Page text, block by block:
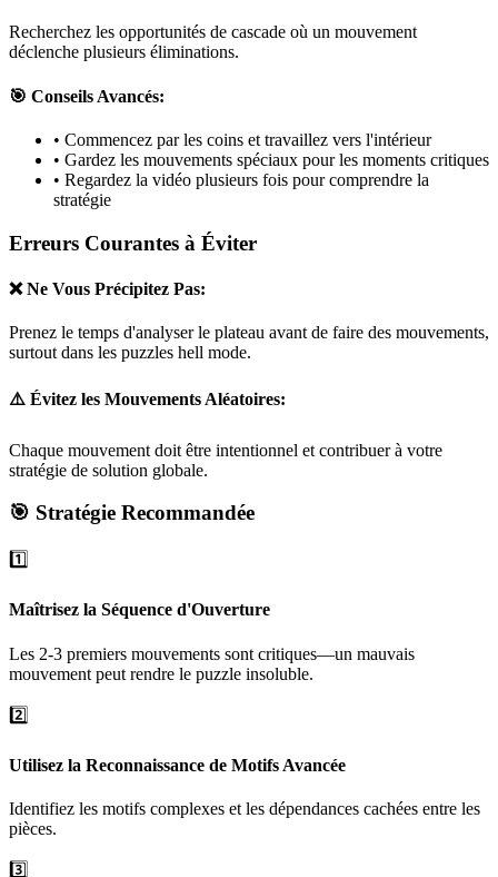
Recherchez les opportunités de cascade où un mouvement
déclenche plusieurs éliminations.
🎯 Conseils Avancés:
• Commencez par les coins et travaillez vers l'intérieur
• Gardez les mouvements spéciaux pour les moments critiques
• Regardez la vidéo plusieurs fois pour comprendre la
stratégie
Erreurs Courantes à Éviter
❌ Ne Vous Précipitez Pas:
Prenez le temps d'analyser le plateau avant de faire des mouvements,
surtout dans les puzzles hell mode.
⚠️ Évitez les Mouvements Aléatoires:
Chaque mouvement doit être intentionnel et contribuer à votre
stratégie de solution globale.
🎯 Stratégie Recommandée
1️⃣
Maîtrisez la Séquence d'Ouverture
Les 2-3 premiers mouvements sont critiques—un mauvais
mouvement peut rendre le puzzle insoluble.
2️⃣
Utilisez la Reconnaissance de Motifs Avancée
Identifiez les motifs complexes et les dépendances cachées entre les
pièces.
3️⃣